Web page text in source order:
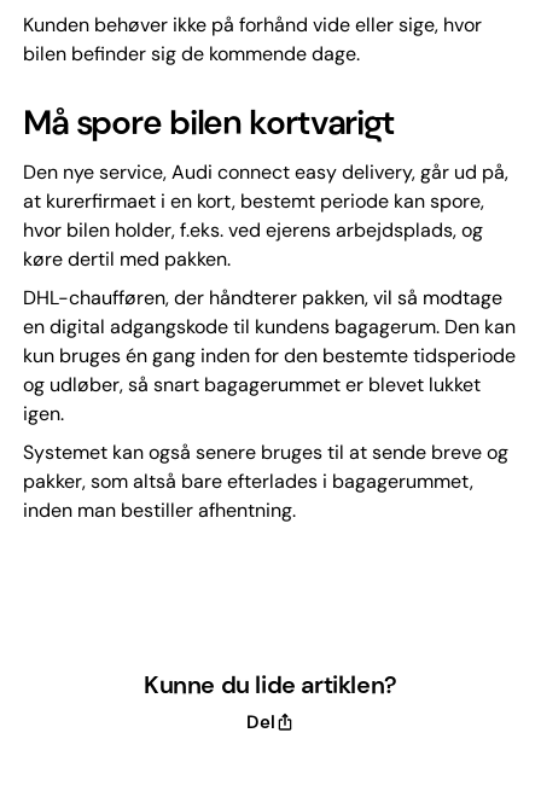
Kunden behøver ikke på forhånd vide eller sige, hvor
bilen befinder sig de kommende dage.
Må spore bilen kortvarigt
Den nye service, Audi connect easy delivery, går ud på,
at kurerfirmaet i en kort, bestemt periode kan spore,
hvor bilen holder, f.eks. ved ejerens arbejdsplads, og
køre dertil med pakken.
DHL-chaufføren, der håndterer pakken, vil så modtage
en digital adgangskode til kundens bagagerum. Den kan
kun bruges én gang inden for den bestemte tidsperiode
og udløber, så snart bagagerummet er blevet lukket
igen.
Systemet kan også senere bruges til at sende breve og
pakker, som altså bare efterlades i bagagerummet,
inden man bestiller afhentning.
Kunne du lide artiklen?
Del